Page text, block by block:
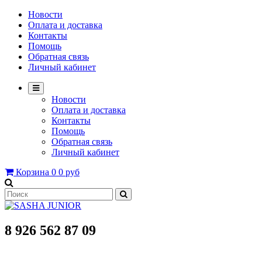
Новости
Оплата и доставка
Контакты
Помощь
Обратная связь
Личный кабинет
Новости
Оплата и доставка
Контакты
Помощь
Обратная связь
Личный кабинет
Корзина 0 0 руб
8 926 562 87 09